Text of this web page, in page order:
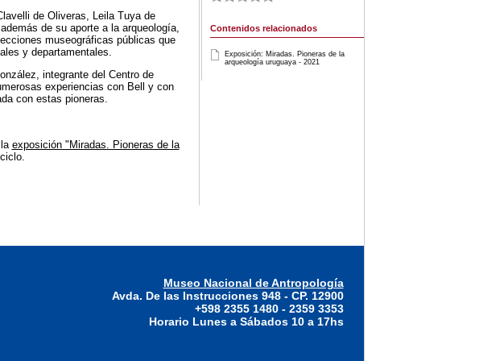
de Oliveras, Leila Tuya de
de su aporte a la arqueología,
museográficas públicas que
y departamentales.
integrante del Centro de
experiencias con Bell y con
con estas pioneras.
exposición "Miradas. Pioneras de la
Contenidos relacionados
Exposición: Miradas. Pioneras de la
arqueología uruguaya - 2021
Museo Nacional de Antropología
Avda. De las Instrucciones 948 - CP. 12900
+598 2355 1480 - 2359 3353
Horario Lunes a Sábados 10 a 17hs